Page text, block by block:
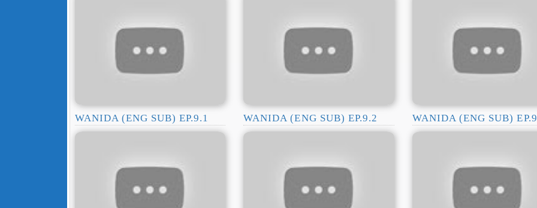
WANIDA (ENG SUB) EP.9.1 WANIDA (ENG SUB) EP.9.2 WANIDA (ENG SUB)